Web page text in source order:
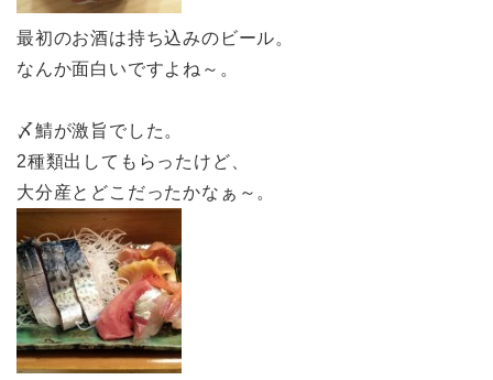
最初のお酒は持ち込みのビール。
なんか面白いですよね～。
〆鯖が激旨でした。
2種類出してもらったけど、
大分産とどこだったかなぁ～。